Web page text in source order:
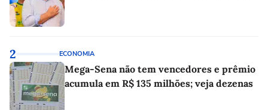
2 ECONOMIA
Mega-Sena não tem vencedores e prêmio
acumula em R$ 135 milhões; veja dezenas